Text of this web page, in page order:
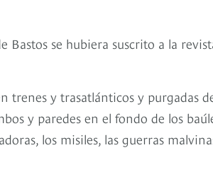
Bastos se hubiera suscrito a la
trenes y trasatlánticos y purgadas
y paredes en el fondo de los
los misiles, las guerras